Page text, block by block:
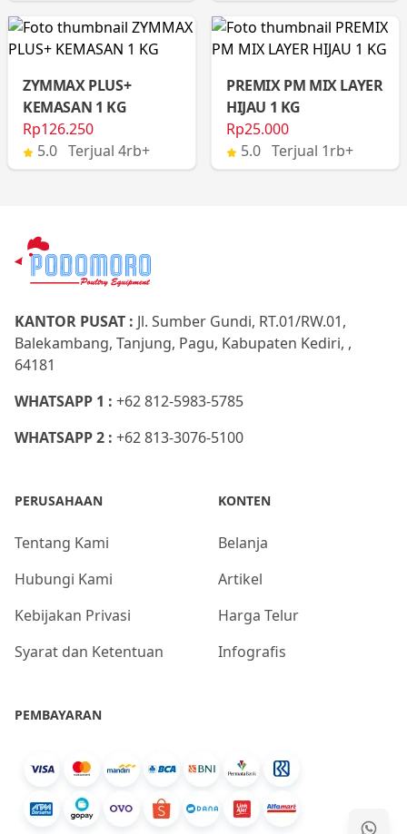
ZYMMAX PLUS+
KEMASAN 1 KG
Rp126.250
5.0 Terjual 4rb+
PREMIX PM MIX LAYER
HIJAU 1 KG
Rp25.000
5.0 Terjual 1rb+
KANTOR PUSAT : Jl. Sumber Gundi, RT.01/RW.01,
Balekambang, Tanjung, Pagu, Kabupaten Kediri, ,
64181
WHATSAPP 1 : +62 812-5983-5785
WHATSAPP 2 : +62 813-3076-5100
PERUSAHAAN
Tentang Kami
Hubungi Kami
Kebijakan Privasi
Syarat dan Ketentuan
KONTEN
Belanja
Artikel
Harga Telur
Infografis
PEMBAYARAN